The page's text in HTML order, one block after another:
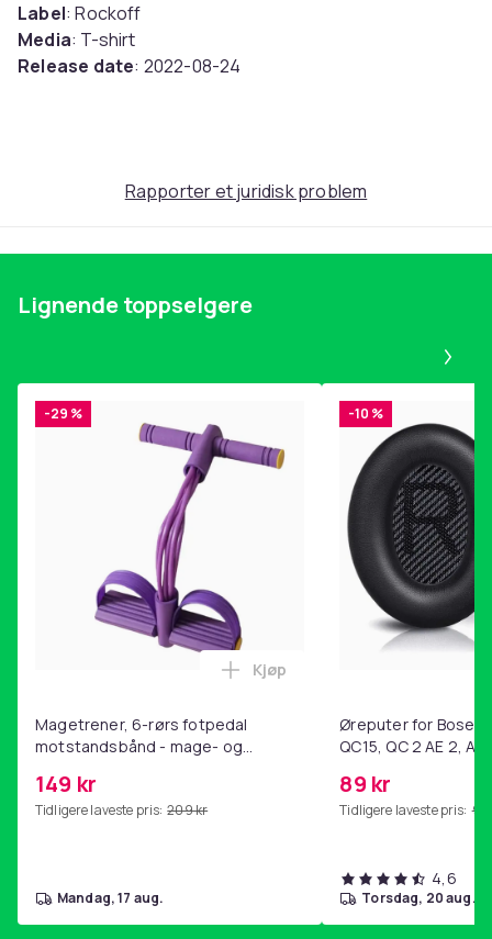
Label: Rockoff
Media: T-shirt
Release date: 2022-08-24
Rapporter et juridisk problem
Lignende toppselgere
-29 %
Magetrener, 6-rørs fotpedal
motstandsbånd - mage- og
hjemmegymnastikk Purple
149 kr
Tidligere laveste pris: 209 kr
Legg Magetrener, 6-rørs
Kjøp
mandag, 17 aug.
-10 %
Øreputer for Bose
QC15, QC 2 AE 2, AE
89 kr
Tidligere laveste pris: 99
4,6
torsdag, 20 aug.